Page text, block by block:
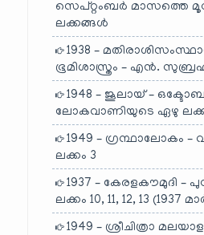
സെപ്റ്റംബർ മാസത്തെ
ലക്കങ്ങൾ
1938 –
ഭൂമിശാസ്ത്രം – എൻ.
1948 – ജൂലായ് –
ലോകവാണിയുടെ ഏഴു
1949 – ഗ്രന്ഥാലോകം –
ലക്കം 3
1937 – കേരളകൗമുദി –
ലക്കം 10, 11, 12, 13 (1937
1949 – ശ്രീചിത്രാ